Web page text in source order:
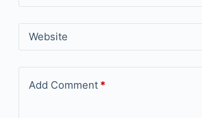
Website
Add Comment*